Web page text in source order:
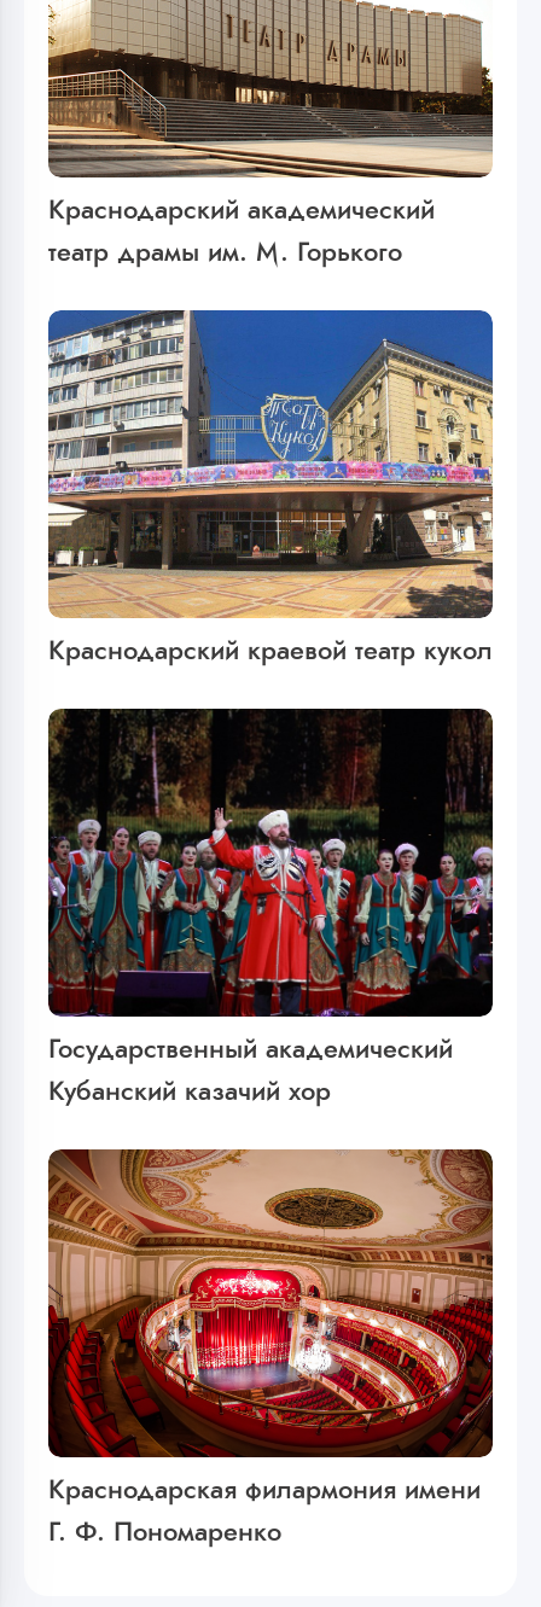
Краснодарский академический
театр драмы им. М. Горького
Краснодарский краевой театр кукол
Государственный академический
Кубанский казачий хор
Краснодарская филармония имени
Г. Ф. Пономаренко